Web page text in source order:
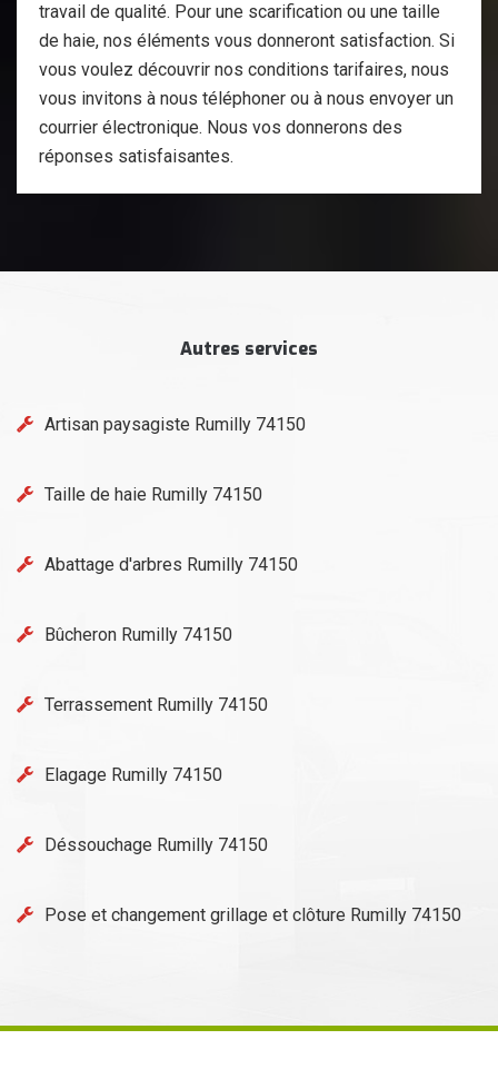
travail de qualité. Pour une scarification ou une taille
de haie, nos éléments vous donneront satisfaction. Si
vous voulez découvrir nos conditions tarifaires, nous
vous invitons à nous téléphoner ou à nous envoyer un
courrier électronique. Nous vos donnerons des
réponses satisfaisantes.
Autres services
Artisan paysagiste Rumilly 74150
Taille de haie Rumilly 74150
Abattage d'arbres Rumilly 74150
Bûcheron Rumilly 74150
Terrassement Rumilly 74150
Elagage Rumilly 74150
Déssouchage Rumilly 74150
Pose et changement grillage et clôture Rumilly 74150